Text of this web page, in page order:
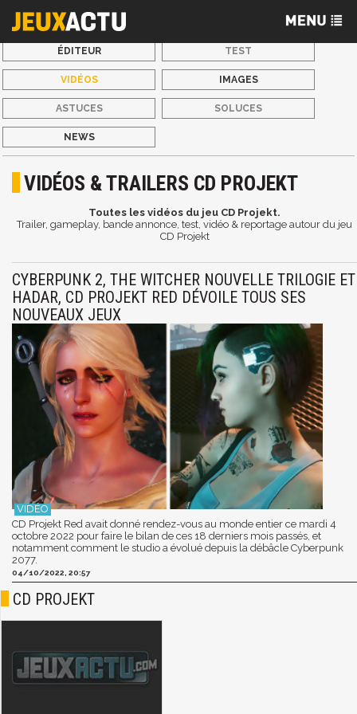
ÉDITEUR TEST
VIDÉOS IMAGES
ASTUCES SOLUCES
NEWS
VIDÉOS & TRAILERS CD PROJEKT
Toutes les vidéos du jeu CD Projekt.
Trailer, gameplay, bande annonce, test, vidéo & reportage autour du jeu
CD Projekt
CYBERPUNK 2, THE WITCHER NOUVELLE TRILOGIE ET
HADAR, CD PROJEKT RED DÉVOILE TOUS SES
NOUVEAUX JEUX
CD Projekt Red avait donné rendez-vous au monde entier ce mardi 4
octobre 2022 pour faire le bilan de ces 18 derniers mois passés, et
notamment comment le studio a évolué depuis la débâcle Cyberpunk
2077.
04/10/2022, 20:57
CD PROJEKT